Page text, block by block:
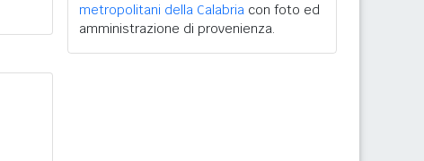
metropolitani della Calabria con foto ed
amministrazione di provenienza.